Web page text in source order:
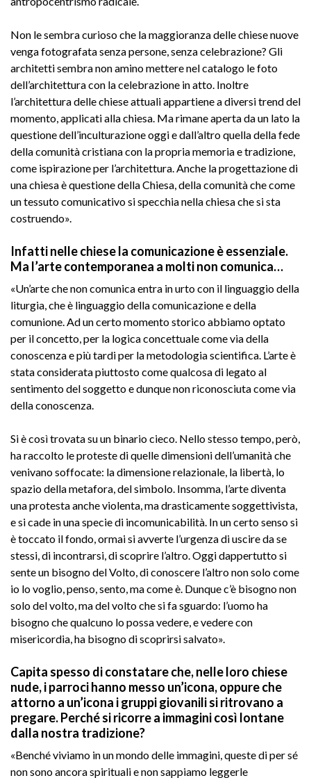
Non le sembra curioso che la maggioranza delle chiese nuove
venga fotografata senza persone, senza celebrazione? Gli
architetti sembra non amino mettere nel catalogo le foto
dell’architettura con la celebrazione in atto. Inoltre
l’architettura delle chiese attuali appartiene a diversi trend del
momento, applicati alla chiesa. Ma rimane aperta da un lato la
questione dell’inculturazione oggi e dall’altro quella della fede
della comunità cristiana con la propria memoria e tradizione,
come ispirazione per l’architettura. Anche la progettazione di
una chiesa è questione della Chiesa, della comunità che come
un tessuto comunicativo si specchia nella chiesa che si sta
costruendo».
Infatti nelle chiese la comunicazione è essenziale.
Ma l’arte contemporanea a molti non comunica…
«Un’arte che non comunica entra in urto con il linguaggio della
liturgia, che è linguaggio della comunicazione e della
comunione. Ad un certo momento storico abbiamo optato
per il concetto, per la logica concettuale come via della
conoscenza e più tardi per la metodologia scientifica. L’arte è
stata considerata piuttosto come qualcosa di legato al
sentimento del soggetto e dunque non riconosciuta come via
della conoscenza.
Si è così trovata su un binario cieco. Nello stesso tempo, però,
ha raccolto le proteste di quelle dimensioni dell’umanità che
venivano soffocate: la dimensione relazionale, la libertà, lo
spazio della metafora, del simbolo. Insomma, l’arte diventa
una protesta anche violenta, ma drasticamente soggettivista,
e si cade in una specie di incomunicabilità. In un certo senso si
è toccato il fondo, ormai si avverte l’urgenza di uscire da se
stessi, di incontrarsi, di scoprire l’altro. Oggi dappertutto si
sente un bisogno del Volto, di conoscere l’altro non solo come
io lo voglio, penso, sento, ma come è. Dunque c’è bisogno non
solo del volto, ma del volto che si fa sguardo: l’uomo ha
bisogno che qualcuno lo possa vedere, e vedere con
misericordia, ha bisogno di scoprirsi salvato».
Capita spesso di constatare che, nelle loro chiese
nude, i parroci hanno messo un’icona, oppure che
attorno a un’icona i gruppi giovanili si ritrovano a
pregare. Perché si ricorre a immagini così lontane
dalla nostra tradizione?
«Benché viviamo in un mondo delle immagini, queste di per sé
non sono ancora spirituali e non sappiamo leggerle